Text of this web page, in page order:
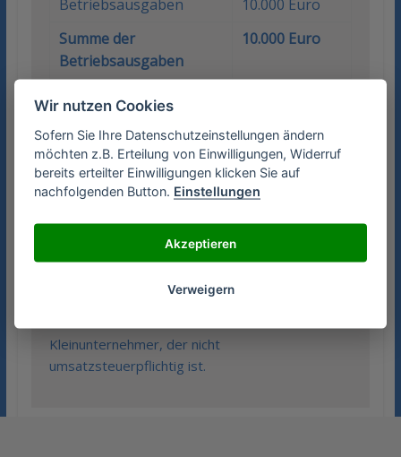
Betriebsausgaben
10.000 Euro
Summe der
Betriebsausgaben
10.000 Euro
Betriebsergebnis
Der Abzug der Vorsteuer ist zu beachten.
Der Überschuss über die Betriebsausgaben
muss nach der Gewinnermittlung im Rahmen der
Einkünfte aus selbstständiger Arbeit in der
Einkommensteuererklärung angegeben werden.
Die Umsatzsteuererklärung ist regelmäßig an
das Finanzamt zu übermitteln, es sei denn, es
Kleinunternehmer, der nicht
umsatzsteuerpflichtig ist.
Wir nutzen Cookies
Sofern Sie Ihre Datenschutzeinstellungen ändern
möchten z.B. Erteilung von Einwilligungen, Widerruf
bereits erteilter Einwilligungen klicken Sie auf
nachfolgenden Button. Einstellungen
Akzeptieren
Verweigern